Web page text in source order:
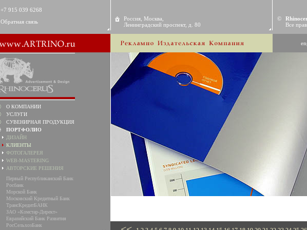
+7 915 039 6268
Обратная связь
Россия, Москва,
Ленинградский проспект, д. 80
©
Все
О КОМПАНИИ
УСЛУГИ
СУВЕНИРНАЯ ПРОДУКЦИЯ
ПОРТФОЛИО
ДИЗАЙН
КЛИЕНТЫ
ФОТОГАЛЕРЕЯ
WEB-MASTERING
АВТОРСКИЕ РЕШЕНИЯ
Первый Республиканский Банк
Росбанк
Морской Банк
Московский Кредитный Банк
ТрансКредитБАНК
ЗАО «Комстар-Директ»
Евразийский Банк Развития
РосСельхозБанк